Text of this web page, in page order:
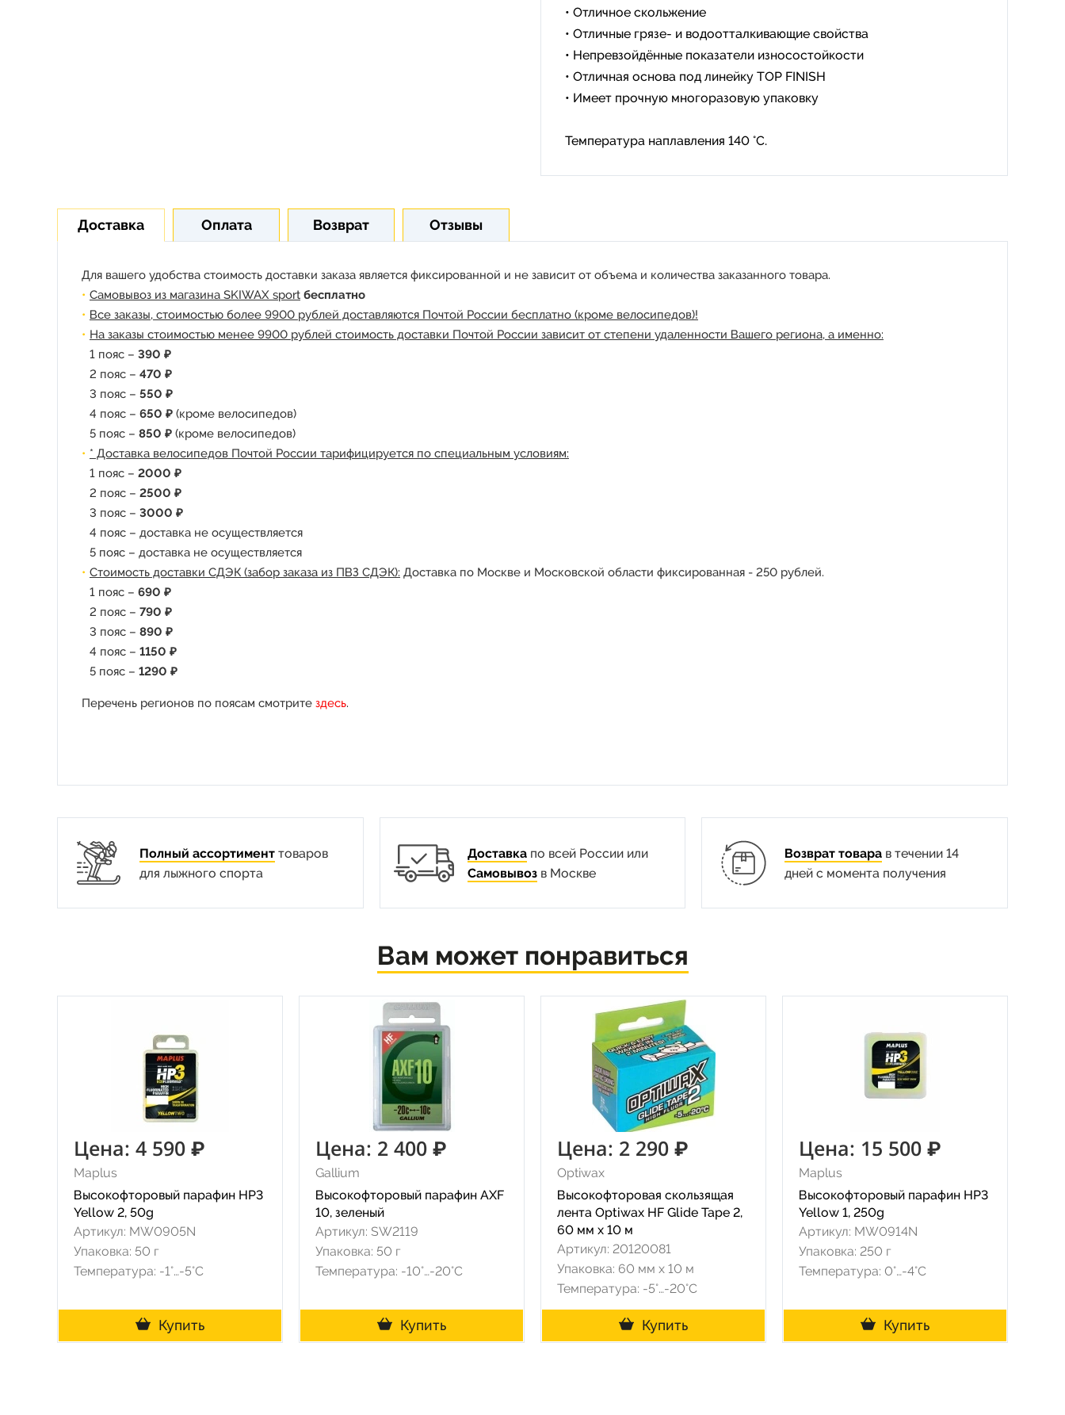
• Отличное скольжение
• Отличные грязе- и водоотталкивающие свойства
• Непревзойдённые показатели износостойкости
• Отличная основа под линейку TOP FINISH
• Имеет прочную многоразовую упаковку
Температура наплавления 140 °C.
Доставка Оплата Возврат Отзывы
Для вашего удобства стоимость доставки заказа является фиксированной и не зависит от объема и количества заказанного товара.
Самовывоз из магазина SKIWAX sport бесплатно
Все заказы, стоимостью более 9900 рублей доставляются Почтой России бесплатно (кроме велосипедов)!
На заказы стоимостью менее 9900 рублей стоимость доставки Почтой России зависит от степени удаленности Вашего региона, а именно:
1 пояс – 390 ₽
2 пояс – 470 ₽
3 пояс – 550 ₽
4 пояс – 650 ₽ (кроме велосипедов)
5 пояс – 850 ₽ (кроме велосипедов)
* Доставка велосипедов Почтой России тарифицируется по специальным условиям:
1 пояс – 2000 ₽
2 пояс – 2500 ₽
3 пояс – 3000 ₽
4 пояс – доставка не осуществляется
5 пояс – доставка не осуществляется
Стоимость доставки СДЭК (забор заказа из ПВЗ СДЭК): Доставка по Москве и Московской области фиксированная - 250 рублей.
1 пояс – 690 ₽
2 пояс – 790 ₽
3 пояс – 890 ₽
4 пояс – 1150 ₽
5 пояс – 1290 ₽
Перечень регионов по поясам смотрите здесь.
Полный ассортименттоваров
для лыжного спорта
Доставкапо всей России или
Самовывозв Москве
Возврат товарав течении 14
дней с момента получения
Вам может понравиться
Цена: 4 590 ₽
Maplus
Высокофторовый парафин HP3
Yellow 2, 50g
Артикул: MW0905N
Упаковка: 50 г
Температура: -1°…-5°C
Купить
Цена: 2 400 ₽
Gallium
Высокофторовый парафин AXF
10, зеленый
Артикул: SW2119
Упаковка: 50 г
Температура: -10°…-20°C
Купить
Цена: 2 290 ₽
Optiwax
Высокофторовая скользящая
лента Optiwax HF Glide Tape 2,
60 мм х 10 м
Артикул: 20120081
Упаковка: 60 мм х 10 м
Температура: -5°…-20°C
Купить
Цена: 15 500 ₽
Maplus
Высокофторовый парафин HP3
Yellow 1, 250g
Артикул: MW0914N
Упаковка: 250 г
Температура: 0°…-4°C
Купить